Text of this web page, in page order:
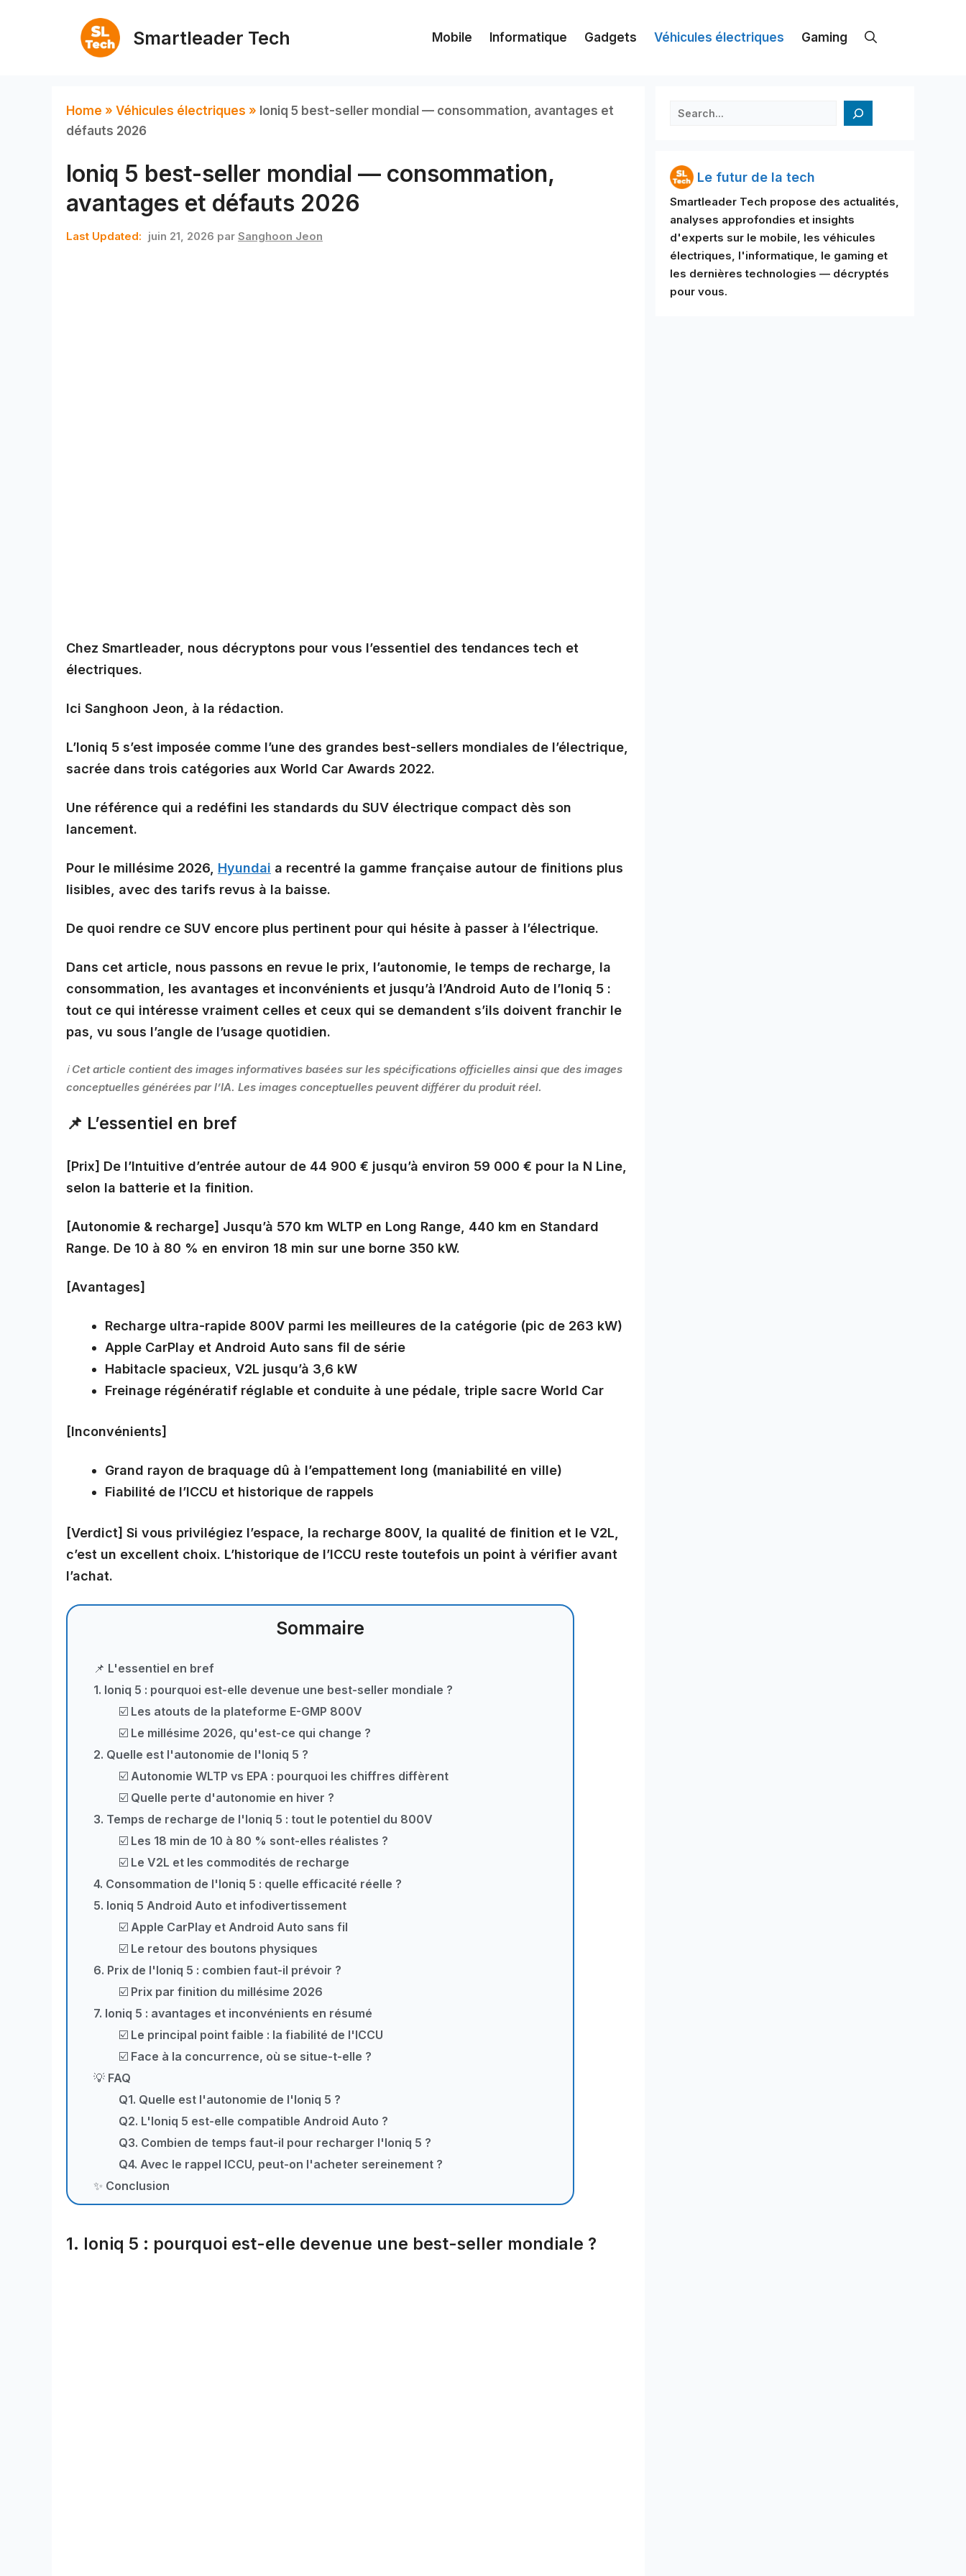
Smartleader Tech Mobile Informatique Gadgets Véhicules électriques Gaming
Home » Véhicules électriques » Ioniq 5 best-seller mondial — consommation, avantages et
défauts 2026
Ioniq 5 best-seller mondial — consommation,
avantages et défauts 2026
juin 21, 2026 par Sanghoon Jeon
Chez Smartleader, nous décryptons pour vous l’essentiel des tendances tech et
électriques.
Ici Sanghoon Jeon, à la rédaction.
L’Ioniq 5 s’est imposée comme l’une des grandes best-sellers mondiales de l’électrique,
sacrée dans trois catégories aux World Car Awards 2022.
Une référence qui a redéfini les standards du SUV électrique compact dès son
lancement.
Pour le millésime 2026, Hyundai a recentré la gamme française autour de finitions plus
lisibles, avec des tarifs revus à la baisse.
De quoi rendre ce SUV encore plus pertinent pour qui hésite à passer à l’électrique.
Dans cet article, nous passons en revue le prix, l’autonomie, le temps de recharge, la
consommation, les avantages et inconvénients et jusqu’à l’Android Auto de l’Ioniq 5 :
tout ce qui intéresse vraiment celles et ceux qui se demandent s’ils doivent franchir le
pas, vu sous l’angle de l’usage quotidien.
ℹ️ Cet article contient des images informatives basées sur les spécifications officielles ainsi que des images
conceptuelles générées par l’IA. Les images conceptuelles peuvent différer du produit réel.
📌 L’essentiel en bref
[Prix] De l’Intuitive d’entrée autour de 44 900 € jusqu’à environ 59 000 € pour la N Line,
selon la batterie et la finition.
[Autonomie & recharge] Jusqu’à 570 km WLTP en Long Range, 440 km en Standard
Range. De 10 à 80 % en environ 18 min sur une borne 350 kW.
[Avantages]
Recharge ultra-rapide 800V parmi les meilleures de la catégorie (pic de 263 kW)
Apple CarPlay et Android Auto sans fil de série
Habitacle spacieux, V2L jusqu’à 3,6 kW
Freinage régénératif réglable et conduite à une pédale, triple sacre World Car
[Inconvénients]
Grand rayon de braquage dû à l’empattement long (maniabilité en ville)
Fiabilité de l’ICCU et historique de rappels
[Verdict] Si vous privilégiez l’espace, la recharge 800V, la qualité de finition et le V2L,
c’est un excellent choix. L’historique de l’ICCU reste toutefois un point à vérifier avant
l’achat.
Sommaire
📌 L'essentiel en bref
1. Ioniq 5 : pourquoi est-elle devenue une best-seller mondiale ?
☑️ Les atouts de la plateforme E-GMP 800V
☑️ Le millésime 2026, qu'est-ce qui change ?
2. Quelle est l'autonomie de l'Ioniq 5 ?
☑️ Autonomie WLTP vs EPA : pourquoi les chiffres diffèrent
☑️ Quelle perte d'autonomie en hiver ?
3. Temps de recharge de l'Ioniq 5 : tout le potentiel du 800V
☑️ Les 18 min de 10 à 80 % sont-elles réalistes ?
☑️ Le V2L et les commodités de recharge
4. Consommation de l'Ioniq 5 : quelle efficacité réelle ?
5. Ioniq 5 Android Auto et infodivertissement
☑️ Apple CarPlay et Android Auto sans fil
☑️ Le retour des boutons physiques
6. Prix de l'Ioniq 5 : combien faut-il prévoir ?
☑️ Prix par finition du millésime 2026
7. Ioniq 5 : avantages et inconvénients en résumé
☑️ Le principal point faible : la fiabilité de l'ICCU
☑️ Face à la concurrence, où se situe-t-elle ?
💡 FAQ
Q1. Quelle est l'autonomie de l'Ioniq 5 ?
Q2. L'Ioniq 5 est-elle compatible Android Auto ?
Q3. Combien de temps faut-il pour recharger l'Ioniq 5 ?
Q4. Avec le rappel ICCU, peut-on l'acheter sereinement ?
✨ Conclusion
1. Ioniq 5 : pourquoi est-elle devenue une best-seller mondiale ?
검색
Le futur de la tech
Smartleader Tech propose des actualités,
analyses approfondies et insights
d'experts sur le mobile, les véhicules
électriques, l'informatique, le gaming et
les dernières technologies — décryptés
pour vous.